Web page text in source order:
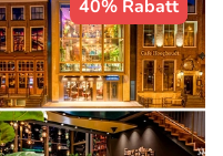
40% Rabatt